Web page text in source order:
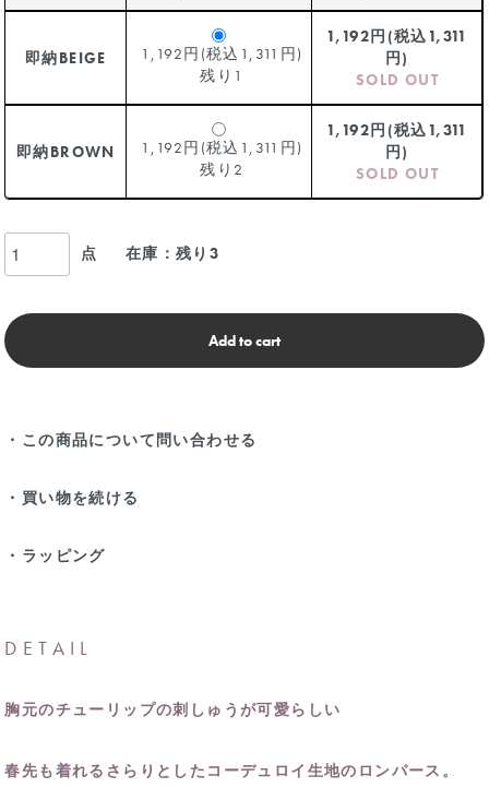
即納BEIGE
1,192円(税込1,311円)
残り1
1,192円(税込1,311
円)
SOLD OUT
即納BROWN
1,192円(税込1,311円)
残り2
1,192円(税込1,311
円)
SOLD OUT
点 在庫：残り3
Add to cart
・この商品について問い合わせる
・買い物を続ける
・ラッピング
DETAIL
胸元のチューリップの刺しゅうが可愛らしい
春先も着れるさらりとしたコーデュロイ生地のロンパース。